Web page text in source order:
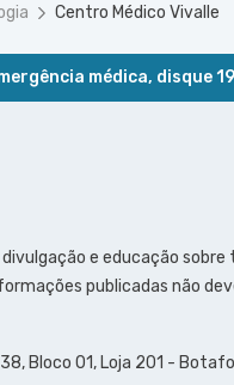
Centro Médico Vivalle
médica,
e educação
publicadas não
Bloco 01, Loja 201 -